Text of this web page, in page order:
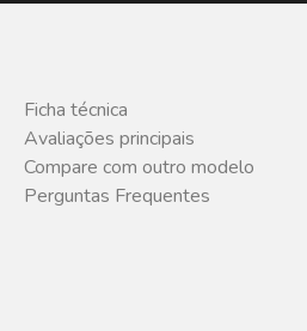
Ficha técnica
Avaliações principais
Compare com outro modelo
Perguntas Frequentes